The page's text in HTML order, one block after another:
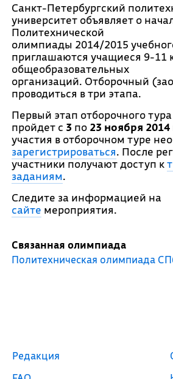
Санкт-Петербургский
университет объявляет о
Политехнической
олимпиады 2014/2015
приглашаются учащиеся 9-11
общеобразовательных
организаций. Отборочный
проводиться в три этапа.
Первый этап отборочного
пройдет с 3 по 23 ноября 2014
участия в отборочном туре
зарегистрироваться. После
участники получают доступ к
заданиям.
Следите за информацией на
сайте мероприятия.
Связанная олимпиада
Политехническая олимпиада
Редакция